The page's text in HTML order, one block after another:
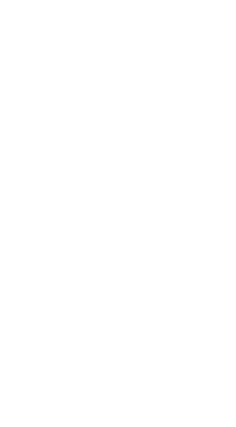
d'approvisionnement
l'eau de boisson, qui
par personne,
Europe, derrière l'Italien
quand on fait du sport
nous oublions
commencent à donner
tonus, difficulté de
Au-delà de 15 %, c'est